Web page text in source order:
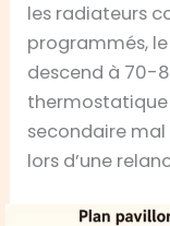
les radiateurs
programmés,
descend à 70-
thermostatique
secondaire mal
lors d’une